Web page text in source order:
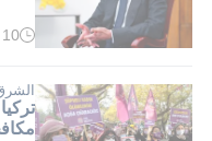
وقت
10 أغسطس 2023